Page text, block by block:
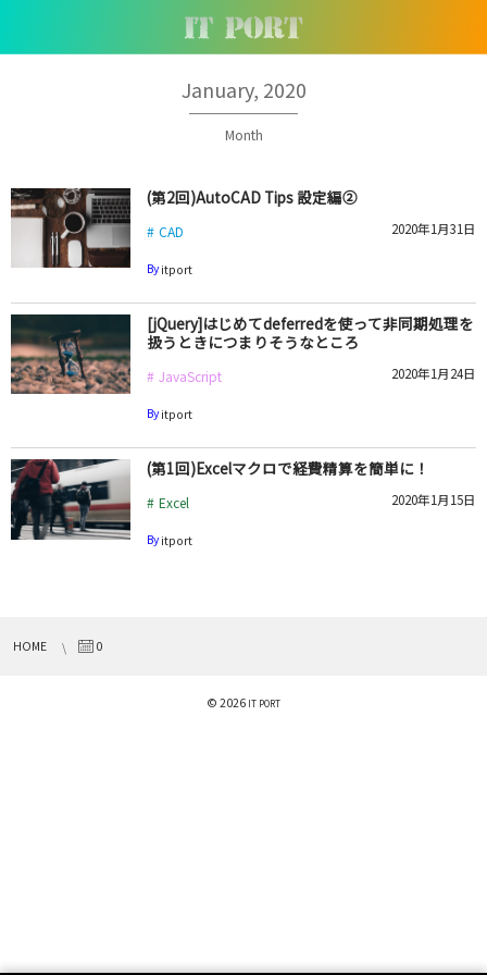
January, 2020
Month
(第2回)AutoCAD Tips 設定編②
CAD 2020年1月31日
Byitport
[jQuery]はじめてdeferredを使って非同期処理を
扱うときにつまりそうなところ
JavaScript 2020年1月24日
Byitport
(第1回)Excelマクロで経費精算を簡単に！
Excel 2020年1月15日
Byitport
HOME 0
© 2026 IT PORT